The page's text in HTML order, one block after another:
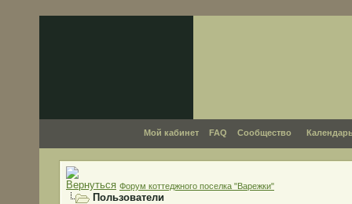
Мой кабинет FAQ Сообщество
Форум коттеджного поселка "Варежки"
Пользователи